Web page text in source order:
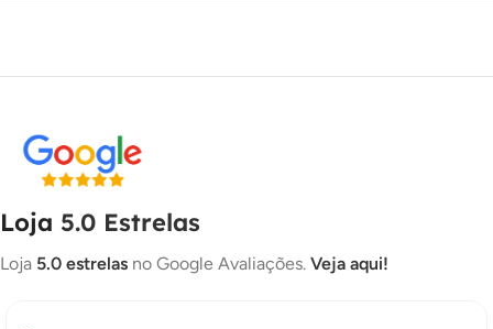
Loja 5.0 Estrelas
Loja 5.0 estrelas no Google Avaliações. Veja aqui!